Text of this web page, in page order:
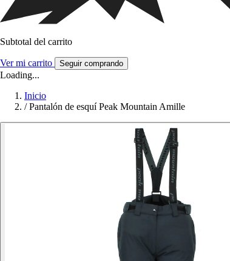
Subtotal del carrito
Ver mi carrito Seguir comprando
Loading...
Inicio
/ Pantalón de esquí Peak Mountain Amille